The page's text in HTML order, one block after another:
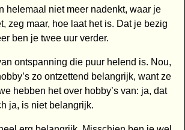
helemaal niet meer nadenkt, waar je
zeg maar, hoe laat het is. Dat je bezig
ben je twee uur verder.
ontspanning die puur helend is. Nou,
zo ontzettend belangrijk, want ze
hebben het over hobby’s van: ja, dat
ja, is niet belangrijk.